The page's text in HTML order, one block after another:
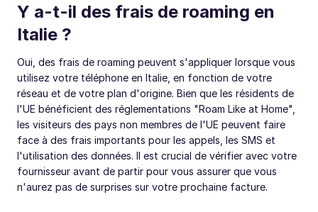
Y a-t-il des frais de roaming en
Italie ?
Oui, des frais de roaming peuvent s'appliquer lorsque vous
utilisez votre téléphone en Italie, en fonction de votre
réseau et de votre plan d'origine. Bien que les résidents de
l'UE bénéficient des réglementations "Roam Like at Home",
les visiteurs des pays non membres de l'UE peuvent faire
face à des frais importants pour les appels, les SMS et
l'utilisation des données. Il est crucial de vérifier avec votre
fournisseur avant de partir pour vous assurer que vous
n'aurez pas de surprises sur votre prochaine facture.